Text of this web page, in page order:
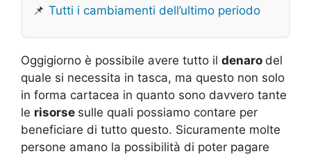
📌 Tutti i cambiamenti dell’ultimo periodo
Oggigiorno è possibile avere tutto il denaro del
quale si necessita in tasca, ma questo non solo
in forma cartacea in quanto sono davvero tante
le risorse sulle quali possiamo contare per
beneficiare di tutto questo. Sicuramente molte
persone amano la possibilità di poter pagare